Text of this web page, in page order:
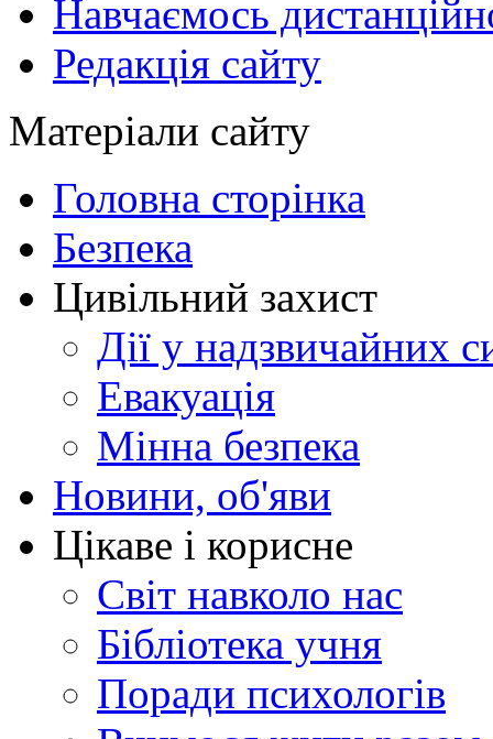
Навчаємось
Редакція сайту
Матеріали сайту
Головна сторінка
Безпека
Цивільний захист
Дії у надзвичайних
Евакуація
Мінна безпека
Новини, об'яви
Цікаве і корисне
Світ навколо нас
Бібліотека учня
Поради психологів